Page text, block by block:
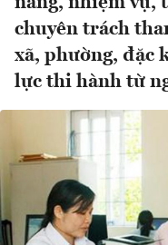
chuyên trách
xã, phường, đặc
lực thi hành từ